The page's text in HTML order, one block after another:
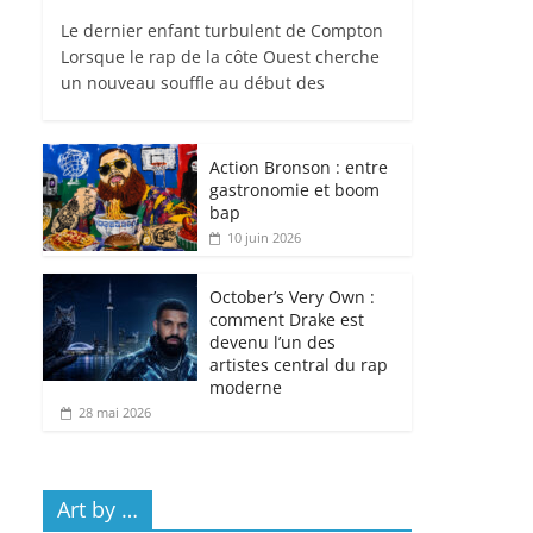
Le dernier enfant turbulent de Compton
Lorsque le rap de la côte Ouest cherche
un nouveau souffle au début des
Action Bronson : entre
gastronomie et boom
bap
10 juin 2026
October’s Very Own :
comment Drake est
devenu l’un des
artistes central du rap
moderne
28 mai 2026
Art by …